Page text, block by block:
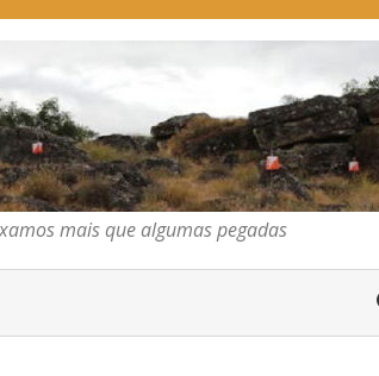
pegadas
mais que algumas pegadas